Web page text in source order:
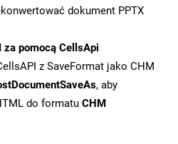
dokument PPTX
za pomocą CellsApi
z SaveFormat jako CHM
, aby
do formatu CHM